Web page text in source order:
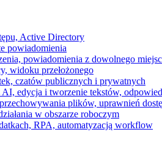
Active Directory
powiadomienia
powiadomienia z dowolnego
widoku przełożonego
czatów publicznych i prywatnych
edycja i tworzenie tekstów,
plików, uprawnień
w obszarze roboczym
RPA, automatyzacją workflow